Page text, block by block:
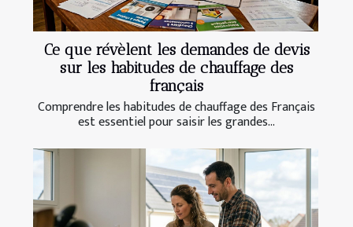
Ce que révèlent les demandes de devis
sur les habitudes de chauffage des
français
Comprendre les habitudes de chauffage des Français
est essentiel pour saisir les grandes...